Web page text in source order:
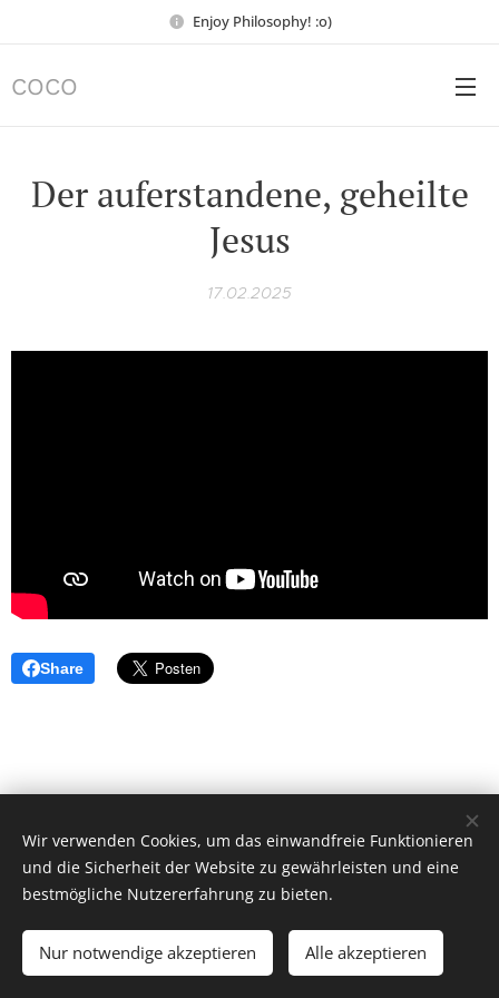
Enjoy Philosophy! :o)
COCO
Der auferstandene, geheilte
Jesus
17.02.2025
Share
© 2026 by Dr. Andrea Christoph-Gaugusch
All rights reserved.
Cookies
Wir verwenden Cookies, um das einwandfreie Funktionieren
und die Sicherheit der Website zu gewährleisten und eine
bestmögliche Nutzererfahrung zu bieten.
Nur notwendige akzeptieren Alle akzeptieren